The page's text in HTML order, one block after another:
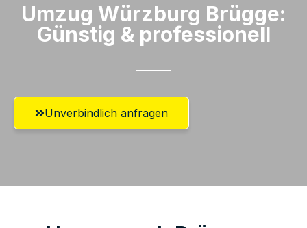
Umzug Würzburg​ Brügge:
Günstig & professionell​
Unverbindlich anfragen